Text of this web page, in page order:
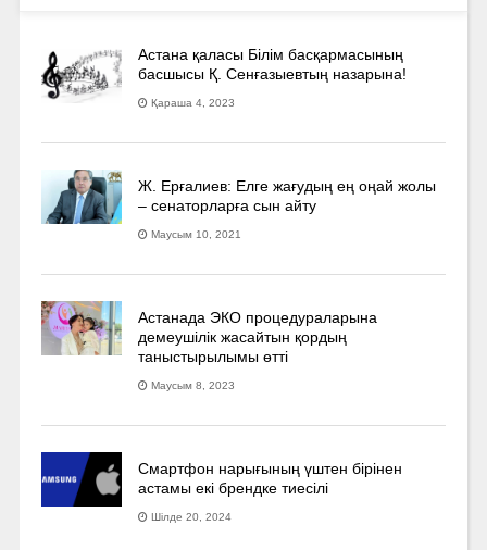
Астана қаласы Білім басқармасының
басшысы Қ. Сенғазыевтың назарына!
Қараша 4, 2023
Ж. Ерғалиев: Елге жағудың ең оңай жолы
– сенаторларға сын айту
Маусым 10, 2021
Астанада ЭКО процедураларына
демеушілік жасайтын қордың
таныстырылымы өтті
Маусым 8, 2023
Смартфон нарығының үштен бірінен
астамы екі брендке тиесілі
Шілде 20, 2024